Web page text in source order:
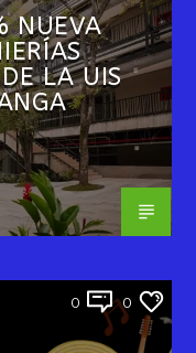
NUEVA
LA UIS
0 0